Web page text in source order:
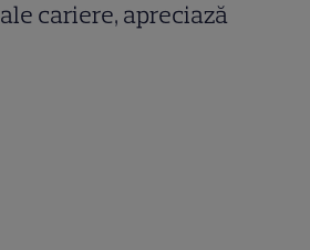
cariere, apreciază